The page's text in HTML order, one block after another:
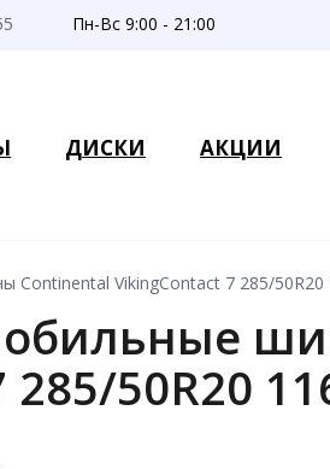
Пн-Вс 9:00 - 21:00
ДИСКИ АКЦИИ
Continental VikingContact 7 285/50R20
50R20